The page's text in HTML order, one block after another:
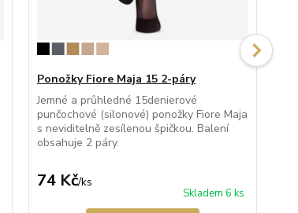
Ponožky Fiore Maja 15 2-páry
Jemné a průhledné 15denierové
punčochové (silonové) ponožky Fiore Maja
s neviditelně zesílenou špičkou. Balení
obsahuje 2 páry.
74 Kč/ks
Skladem 6 ks